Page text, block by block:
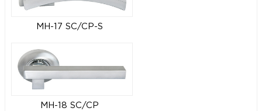
MH-17 SC/CP-S
MH-18 SC/CP